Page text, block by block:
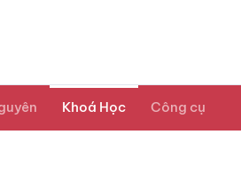
Khoá Học Công cụ